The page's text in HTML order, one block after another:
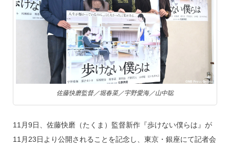
s
o
o
k
佐藤快磨監督／堀春菜／宇野愛海／山中聡
11月9日、佐藤快磨（たくま）監督新作『歩けない僕らは』が
11月23日より公開されることを記念し、東京・銀座にて記者会